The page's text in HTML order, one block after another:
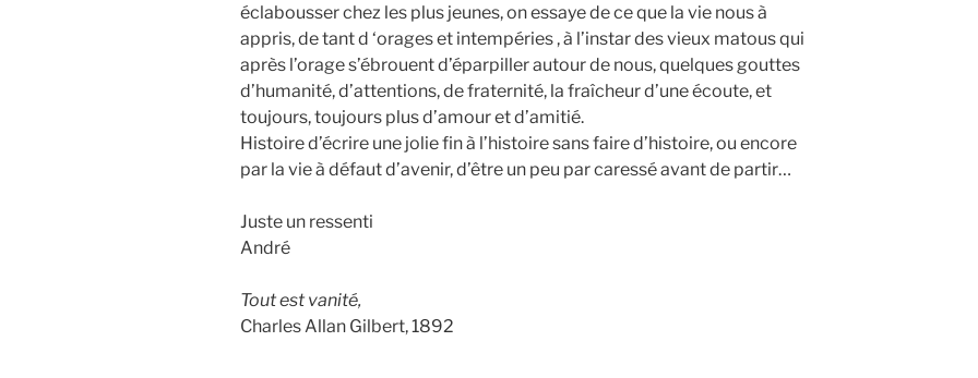
éclabousser chez les plus jeunes, on essaye de ce que la vie nous à
appris, de tant d ‘orages et intempéries , à l’instar des vieux matous qui
après l’orage s’ébrouent d’éparpiller autour de nous, quelques gouttes
d’humanité, d’attentions, de fraternité, la fraîcheur d’une écoute, et
toujours, toujours plus d’amour et d’amitié.
Histoire d’écrire une jolie fin à l’histoire sans faire d’histoire, ou encore
par la vie à défaut d’avenir, d’être un peu par caressé avant de partir…
Juste un ressenti
André
Tout est vanité,
Charles Allan Gilbert, 1892